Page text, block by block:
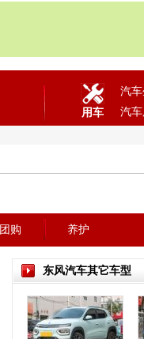
用车
汽
汽
团购 养护
东风汽车其它车型